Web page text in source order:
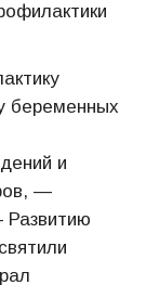
беременных
и
—